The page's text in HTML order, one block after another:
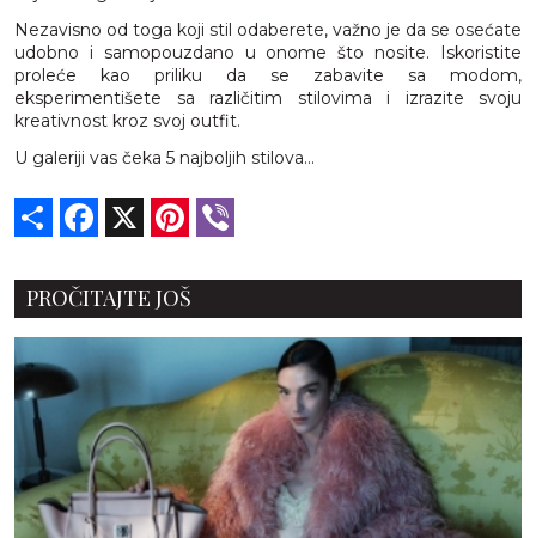
Nezavisno od toga koji stil odaberete, važno je da se osećate
udobno i samopouzdano u onome što nosite. Iskoristite
proleće kao priliku da se zabavite sa modom,
eksperimentišete sa različitim stilovima i izrazite svoju
kreativnost kroz svoj outfit.
U galeriji vas čeka 5 najboljih stilova...
Share Facebook Pinterest
PROČITAJTE JOŠ